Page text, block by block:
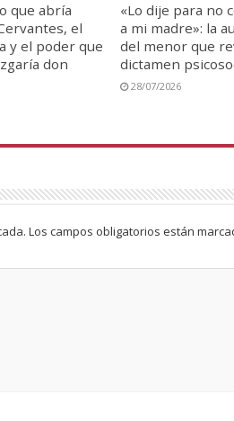
que abría
el
y el poder que
don
«Lo dije para no
a mi madre»: la
del menor que
dictamen
28/07/2026
Los campos obligatorios están